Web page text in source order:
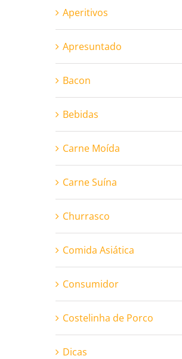
Aperitivos
Apresuntado
Bacon
Bebidas
Carne Moída
Carne Suína
Churrasco
Comida Asiática
Consumidor
Costelinha de Porco
Dicas